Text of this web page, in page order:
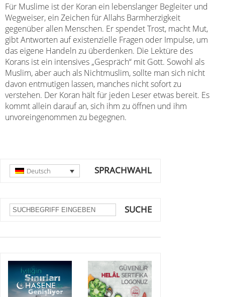
Für Muslime ist der Koran ein lebenslanger Begleiter und
Wegweiser, ein Zeichen für Allahs Barmherzigkeit
gegenüber allen Menschen. Er spendet Trost, macht Mut,
gibt Antworten auf existenzielle Fragen oder Impulse, um
das eigene Handeln zu überdenken. Die Lektüre des
Korans ist ein intensives „Gespräch“ mit Gott. Sowohl als
Muslim, aber auch als Nichtmuslim, sollte man sich nicht
davon entmutigen lassen, manches nicht sofort zu
verstehen. Der Koran hält für jeden Leser etwas bereit. Es
kommt allein darauf an, sich ihm zu öffnen und ihm
unvoreingenommen zu begegnen.
SPRACHWAHL
Deutsch
SUCHE